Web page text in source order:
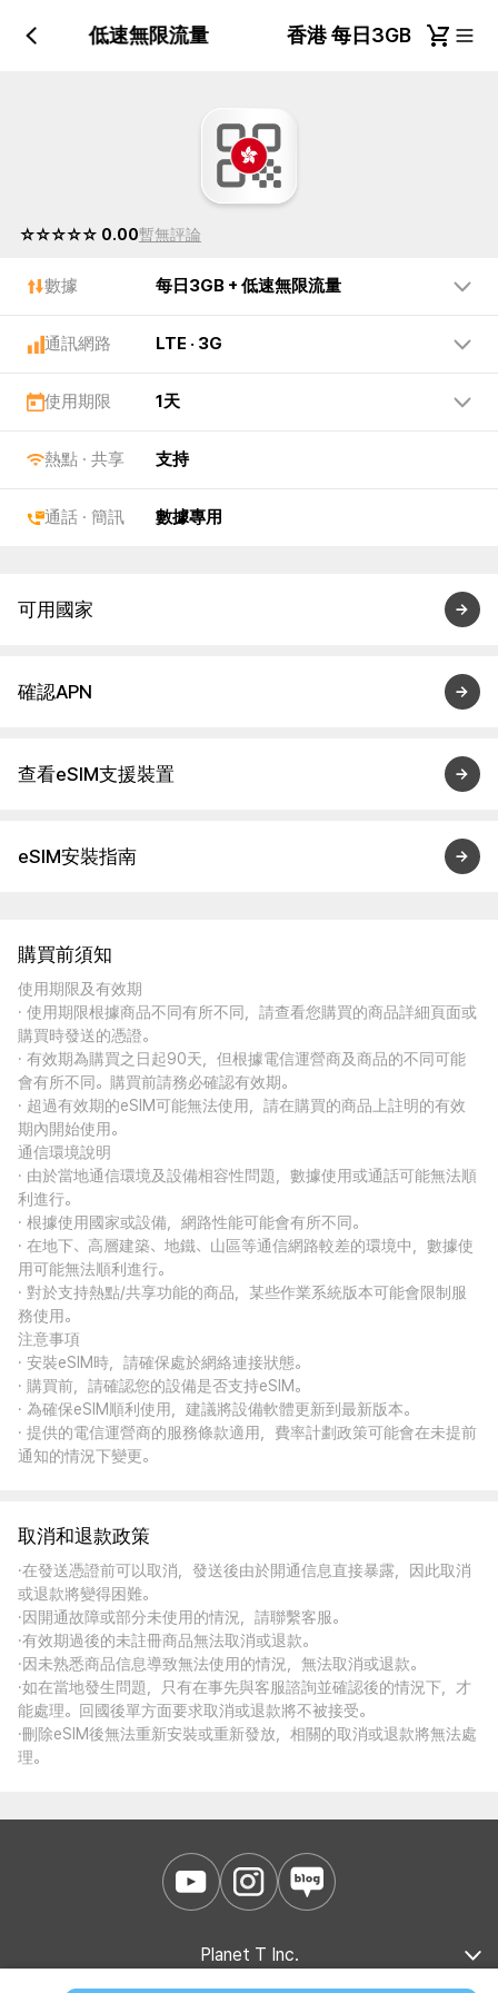
3GB + 低速無限流量 香港 每日3GB + 低速
☆☆☆☆☆ 0.00暫無評論
數據 每日3GB + 低速無限流量
通訊網路 LTE · 3G
使用期限 1天
熱點 · 共享 支持
通話 · 簡訊 數據專用
可用國家
確認APN
查看eSIM支援裝置
eSIM安裝指南
購買前須知
使用期限及有效期
· 使用期限根據商品不同有所不同，請查看您購買的商品詳細頁面或
購買時發送的憑證。
· 有效期為購買之日起90天，但根據電信運營商及商品的不同可能
會有所不同。購買前請務必確認有效期。
· 超過有效期的eSIM可能無法使用，請在購買的商品上註明的有效
期內開始使用。
通信環境說明
· 由於當地通信環境及設備相容性問題，數據使用或通話可能無法順
利進行。
· 根據使用國家或設備，網路性能可能會有所不同。
· 在地下、高層建築、地鐵、山區等通信網路較差的環境中，數據使
用可能無法順利進行。
· 對於支持熱點/共享功能的商品，某些作業系統版本可能會限制服
務使用。
注意事項
· 安裝eSIM時，請確保處於網絡連接狀態。
· 購買前，請確認您的設備是否支持eSIM。
· 為確保eSIM順利使用，建議將設備軟體更新到最新版本。
· 提供的電信運營商的服務條款適用，費率計劃政策可能會在未提前
通知的情況下變更。
取消和退款政策
·在發送憑證前可以取消，發送後由於開通信息直接暴露，因此取消
或退款將變得困難。
·因開通故障或部分未使用的情況，請聯繫客服。
·有效期過後的未註冊商品無法取消或退款。
·因未熟悉商品信息導致無法使用的情況，無法取消或退款。
·如在當地發生問題，只有在事先與客服諮詢並確認後的情況下，才
能處理。回國後單方面要求取消或退款將不被接受。
·刪除eSIM後無法重新安裝或重新發放，相關的取消或退款將無法處
理。
Planet T Inc.